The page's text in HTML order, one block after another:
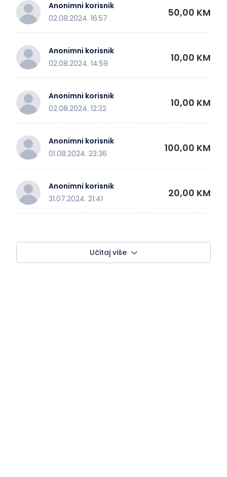
Anonimni korisnik
02.08.2024. 16:57
50,00 KM
Anonimni korisnik
02.08.2024. 14:59
10,00 KM
Anonimni korisnik
02.08.2024. 12:32
10,00 KM
Anonimni korisnik
01.08.2024. 23:36
100,00 KM
Anonimni korisnik
31.07.2024. 21:41
20,00 KM
Učitaj više